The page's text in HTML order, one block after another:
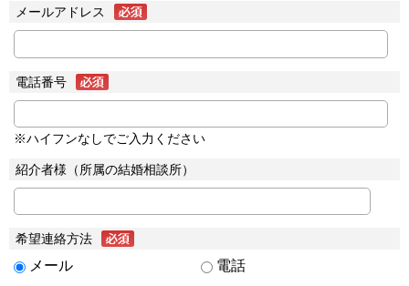
メールアドレス
電話番号
※ハイフンなしでご入力ください
紹介者様（所属の結婚相談所）
希望連絡方法
メール 電話